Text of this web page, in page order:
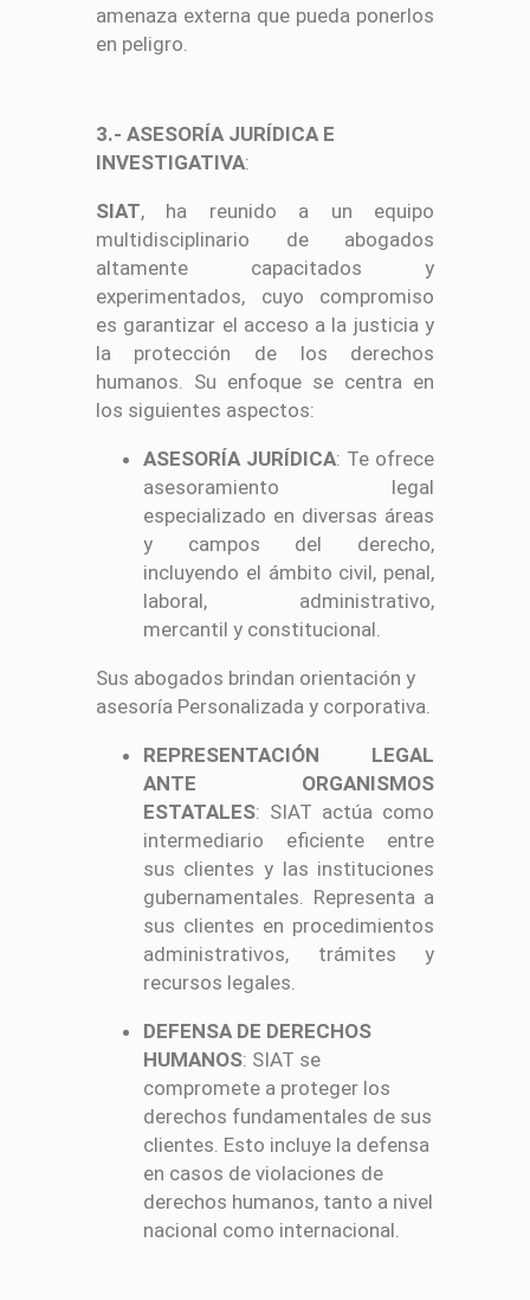
amenaza externa que pueda ponerlos
en peligro.
3.- ASESORÍA JURÍDICA E
INVESTIGATIVA:
SIAT, ha reunido a un equipo
multidisciplinario de abogados
altamente capacitados y
experimentados, cuyo compromiso
es garantizar el acceso a la justicia y
la protección de los derechos
humanos. Su enfoque se centra en
los siguientes aspectos:
ASESORÍA JURÍDICA: Te ofrece
asesoramiento legal
especializado en diversas áreas
y campos del derecho,
incluyendo el ámbito civil, penal,
laboral, administrativo,
mercantil y constitucional.
Sus abogados brindan orientación y
asesoría Personalizada y corporativa.
REPRESENTACIÓN LEGAL
ANTE ORGANISMOS
ESTATALES: SIAT actúa como
intermediario eficiente entre
sus clientes y las instituciones
gubernamentales. Representa a
sus clientes en procedimientos
administrativos, trámites y
recursos legales.
DEFENSA DE DERECHOS
HUMANOS: SIAT se
compromete a proteger los
derechos fundamentales de sus
clientes. Esto incluye la defensa
en casos de violaciones de
derechos humanos, tanto a nivel
nacional como internacional.